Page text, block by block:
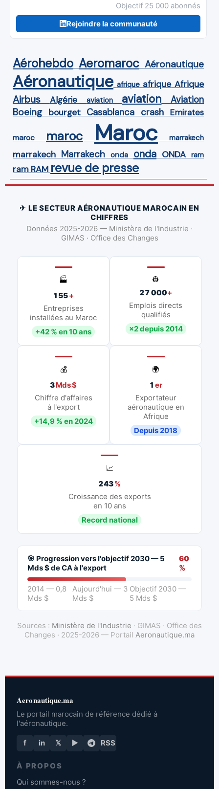
Objectif 25 000 abonnés
Rejoindre la communauté
Aérohebdo Aeromaroc Aéronautique
Aéronautique afrique afrique Afrique
Airbus Algérie aviation aviation Aviation
Boeing bourget Casablanca crash Emirates
maroc maroc Maroc marrakech
marrakech Marrakech onda onda ONDA ram
ram RAM revue de presse
✈ LE SECTEUR AÉRONAUTIQUE MAROCAIN EN
CHIFFRES
Données 2025-2026 — Ministère de l'Industrie ·
GIMAS · Office des Changes
🏭
155+
Entreprises
installées au Maroc
+42 % en 10 ans
👷
27 000+
Emplois directs
qualifiés
×2 depuis 2014
💰
3Mds $
Chiffre d'affaires
à l'export
+14,9 % en 2024
🌍
1 er
Exportateur
aéronautique en
Afrique
Depuis 2018
📈
243%
Croissance des exports
en 10 ans
Record national
🎯 Progression vers l'objectif 2030 — 5
Mds $ de CA à l'export
60
%
2014 — 0,8
Mds $
Aujourd'hui — 3
Mds $
Objectif 2030 —
5 Mds $
Sources : Ministère de l'Industrie · GIMAS · Office des
Changes · 2025-2026 — Portail Aeronautique.ma
Aeronautique.ma
Le portail marocain de référence dédié à
l'aéronautique.
f in 𝕏 ▶ RSS
À PROPOS
Qui sommes-nous ?